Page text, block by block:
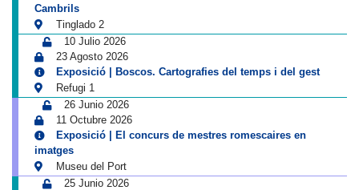
Cambrils
Tinglado 2
10 Julio 2026
23 Agosto 2026
Exposició | Boscos. Cartografies del temps i del gest
Refugi 1
26 Junio 2026
11 Octubre 2026
Exposició | El concurs de mestres romescaires en
imatges
Museu del Port
25 Junio 2026